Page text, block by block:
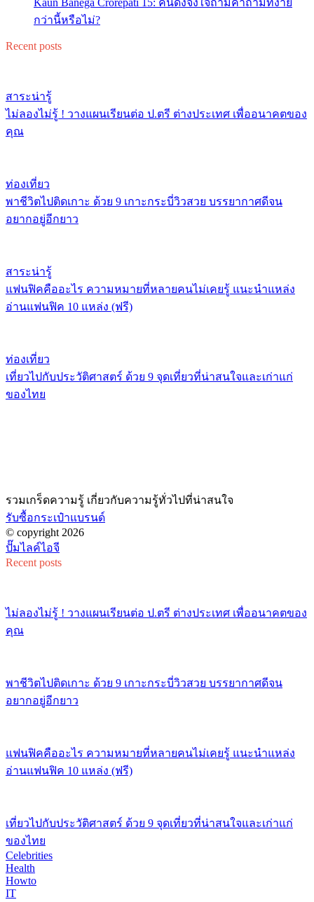
กว่านี้หรือไม่?
Recent posts
สาระน่ารู้
ไม่ลองไม่รู้ ! วางแผนเรียนต่อ ป.ตรี ต่างประเทศ เพื่ออนาคตของ
คุณ
ท่องเที่ยว
พาชีวิตไปติดเกาะ ด้วย 9 เกาะกระบี่วิวสวย บรรยากาศดีจน
อยากอยู่อีกยาว
สาระน่ารู้
แฟนฟิคคืออะไร ความหมายที่หลายคนไม่เคยรู้ แนะนำแหล่ง
อ่านแฟนฟิค 10 แหล่ง (ฟรี)
ท่องเที่ยว
เที่ยวไปกับประวัติศาสตร์ ด้วย 9 จุดเที่ยวที่น่าสนใจและเก่าแก่
ของไทย
รวมเกร็ดความรู้ เกี่ยวกับความรู้ทั่วไปที่น่าสนใจ
รับซื้อกระเป๋าแบรนด์
© copyright 2026
ปั๊มไลค์ไอจี
Recent posts
ไม่ลองไม่รู้ ! วางแผนเรียนต่อ ป.ตรี ต่างประเทศ เพื่ออนาคตของ
คุณ
พาชีวิตไปติดเกาะ ด้วย 9 เกาะกระบี่วิวสวย บรรยากาศดีจน
อยากอยู่อีกยาว
แฟนฟิคคืออะไร ความหมายที่หลายคนไม่เคยรู้ แนะนำแหล่ง
อ่านแฟนฟิค 10 แหล่ง (ฟรี)
เที่ยวไปกับประวัติศาสตร์ ด้วย 9 จุดเที่ยวที่น่าสนใจและเก่าแก่
ของไทย
Celebrities
Health
Howto
IT